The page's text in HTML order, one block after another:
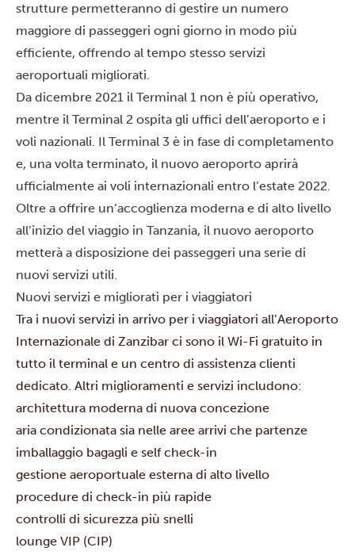
strutture permetteranno di gestire un numero
maggiore di passeggeri ogni giorno in modo più
efficiente, offrendo al tempo stesso servizi
aeroportuali migliorati.
Da dicembre 2021 il Terminal 1 non è più operativo,
mentre il Terminal 2 ospita gli uffici dell’aeroporto e i
voli nazionali. Il Terminal 3 è in fase di completamento
e, una volta terminato, il nuovo aeroporto aprirà
ufficialmente ai voli internazionali entro l’estate 2022.
Oltre a offrire un’accoglienza moderna e di alto livello
all’inizio del viaggio in Tanzania, il nuovo aeroporto
metterà a disposizione dei passeggeri una serie di
nuovi servizi utili.
Nuovi servizi e migliorati per i viaggiatori
Tra i nuovi servizi in arrivo per i viaggiatori all’Aeroporto
Internazionale di Zanzibar ci sono il Wi-Fi gratuito in
tutto il terminal e un centro di assistenza clienti
dedicato. Altri miglioramenti e servizi includono:
architettura moderna di nuova concezione
aria condizionata sia nelle aree arrivi che partenze
imballaggio bagagli e self check-in
gestione aeroportuale esterna di alto livello
procedure di check-in più rapide
controlli di sicurezza più snelli
lounge VIP (CIP)